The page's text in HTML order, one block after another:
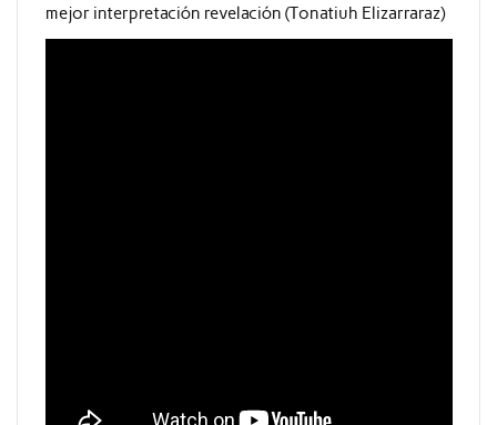
mejor interpretación revelación (Tonatiuh Elizarraraz)